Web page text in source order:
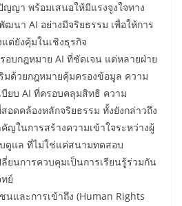
ญา พร้อมเสนอให้มีแรงจูงใจทาง
นา AI อย่างมีจริยธรรม เพื่อให้การ
ต่ยังคุ้มในเชิงธุรกิจ
อบกฎหมาย AI ที่ชัดเจน แต่หลายฝ่าย
มด้วยกฎหมายคุ้มครองข้อมูล ความ
บียบ AI ที่ครอบคลุมสิทธิ ความ
ดคล้องหลักจริยธรรม ทั้งยังกล่าวถึง
ญในการสร้างความเข้าใจระหว่างผู้
ดูแล ที่ไม่ใช่แค่สนามทดสอบ
ยนการควบคุมเป็นการเรียนรู้ร่วมกัน
ย์
และการเข้าถึง (Human Rights